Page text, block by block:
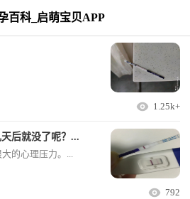
百科_启萌宝贝APP
1.25k+
后就没了呢？...
的心理压力。...
792